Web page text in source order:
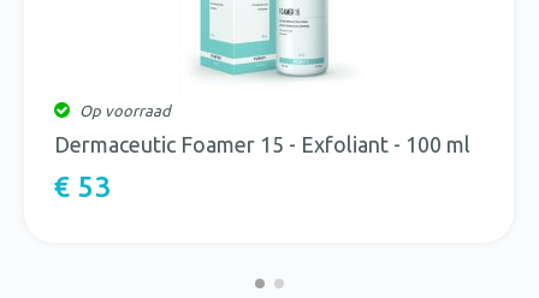
Op voorraad
Dermaceutic Foamer 15 - Exfoliant - 100 ml
€ 53